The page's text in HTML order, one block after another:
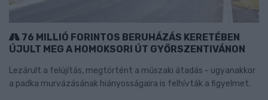
76 MILLIÓ FORINTOS BERUHÁZÁS KERETÉBEN
ÚJULT MEG A HOMOKSORI ÚT GYŐRSZENTIVÁNON
Lezárult a felújítás, megtörtént a műszaki átadás - ugyanakkor
a padka murvázásának hiányosságaira is felhívták a figyelmet.